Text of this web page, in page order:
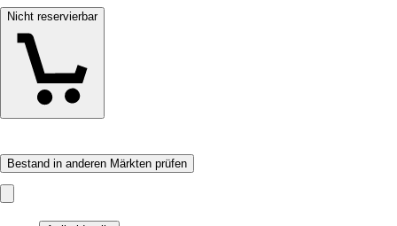
Nicht reservierbar
Bestand in anderen Märkten prüfen